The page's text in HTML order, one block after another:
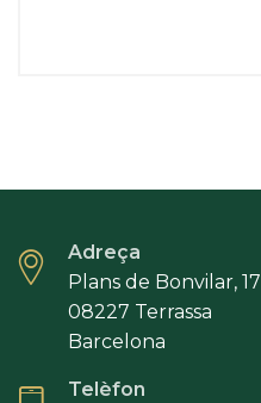
Adreça
Plans de Bonvilar, 17
08227 Terrassa
Barcelona
Telèfon